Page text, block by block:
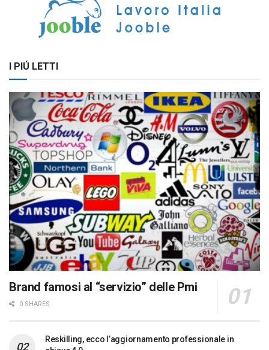
I PIÚ LETTI
Brand famosi al “servizio” delle Pmi
0 SHARES
Reskilling, ecco l’aggiornamento professionale in